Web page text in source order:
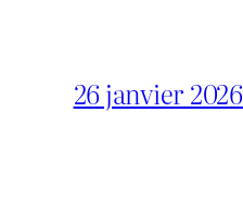
26 janvier 2026